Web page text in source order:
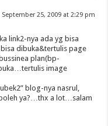
September 25, 2009 at 2:29 pm
link2-nya ada yg bisa
dibuka&tertulis page
plan(bp-
image
blog-nya nasrul,
ya?…thx a lot…salam